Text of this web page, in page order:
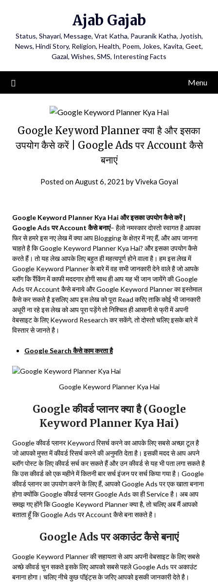
Ajab Gajab
Status, Shayari, Message, Vrat Katha, Pauranik Katha, Jyotish,
News, Hindi Story, Religion, Health, Poem, Jokes, Kavita, Geet,
Gazal, Wishes, SMS, Interesting Facts
Menu
Google Keyword Planner क्या है और इसका
उपयोग कैसे करें | Google Ads पर Account कैसे
बनाएं
Posted onAugust 6, 2021 byViveka Goyal
Google Keyword Planner Kya Hai और इसका उपयोग कैसे करें |
Google Ads पर Account कैसे बनाएं– हैलो नमस्कार दोस्तो स्वागत है आपका
फिर से हमरे इस नए लेख में क्या आप Blogging के क्षेत्र में नए हैं, और आप जानना
चाहते है कि Google Keyword Planner Kya Hai? और इसका उपयोग कैसे
करते हैं। तो यह लेख आपके लिए बहुत ही महत्वपूर्ण होने वाला है। हम इस लेख में
Google Keyword Planner के बारे में वह सभी जानकारी देने वाले है जो आपके
ब्लॉग कि रैंकिंग में काफी मददगार होगी साथ ही आप यह भी जान जायेंगे की Google
Ads पर Account कैसे बनाये और Google Keyword Planner का इस्तेमाल
कैसे कर सकते है इसलिए आप इस लेख को पूरा Read करिए ताकि कोई भी जानकारी
अधूरी ना रहे इस लेख को आप पूरा पड़ेंगे तो निश्चित ही आसानी से फ्री में अपनी
वेबसाइट के लिए Keyword Research कर सकेंगे, तो दोस्तो चलिए इसके बारे में
विस्तार से जानते है।
Google Search कैसे काम करता है
Google Keyword Planner Kya Hai
Google कीवर्ड प्लानर क्या है (Google
Keyword Planner Kya Hai)
Google कीवर्ड प्लानर Keyword रिसर्च करने का आपके लिए सबसे अच्छा टूल है
जो आपको मुफ्त में कीवर्ड रिसर्च करने की अनुमति देता है। इसकी मदद से आप अपने
ब्लॉग पोस्ट के लिए कीवर्ड सर्च कर सकते हैं और उन कीवर्ड से यह भी पता लगा सकते है
कि उस कीवर्ड को एक महीने में कितनी बार सर्च इंजन पर सर्च किया गया है। Google
कीवर्ड प्लानर का उपयोग करने के लिए हैं, आपको Google Ads पर एक खाता बनाना
होगा क्योंकि Google कीवर्ड प्लानर Google Ads का ही Service है। अब आप
समझ गए होंगे कि Google Keyword Planner क्या है, तो चलिए अब मैं आपको
बताता हूँ कि Google Ads पर Account कैसे बना सकते है।
Google Ads पर अकाउंट कैसे बनाएं
Google Keyword Planner की सहायता से आप अपनी वेबसाइट के लिए सबसे
अच्छे कीवर्ड चुन सकते इसके लिए आपको सबसे पहले Google Ads पर अकाउंट
बनाना होगा। चलिए नीचे कुछ पॉइंट्स के जरिए आपको इसकी जानकारी देते है।